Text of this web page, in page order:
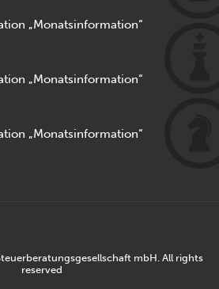
„Monatsinformation“
„Monatsinformation“
„Monatsinformation“
mbH. All rights
reserved